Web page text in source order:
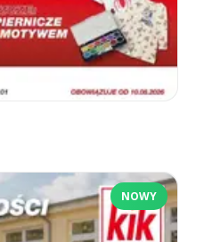
NOWY